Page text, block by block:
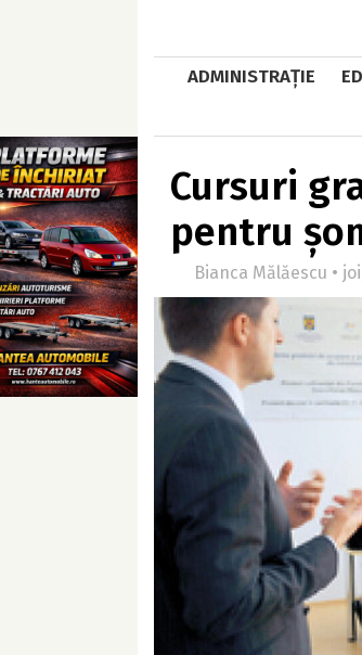
ADMINISTRAȚIE
Cursuri
pentru
Bianca Mălăescu •